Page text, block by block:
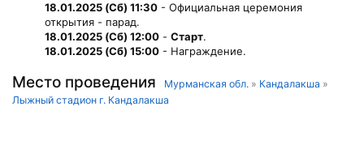
18.01.2025 (Сб) 11:30 - Официальная церемония
открытия - парад.
18.01.2025 (Сб) 12:00 - Старт.
18.01.2025 (Сб) 15:00 - Награждение.
Место проведения Мурманская обл. » Кандалакша »
Лыжный стадион г. Кандалакша